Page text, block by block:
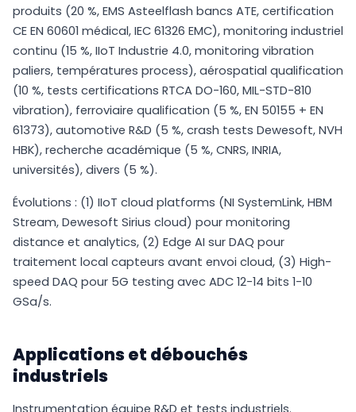
produits (20 %, EMS Asteelflash bancs ATE, certification
CE EN 60601 médical, IEC 61326 EMC), monitoring industriel
continu (15 %, IIoT Industrie 4.0, monitoring vibration
paliers, températures process), aérospatial qualification
(10 %, tests certifications RTCA DO-160, MIL-STD-810
vibration), ferroviaire qualification (5 %, EN 50155 + EN
61373), automotive R&D (5 %, crash tests Dewesoft, NVH
HBK), recherche académique (5 %, CNRS, INRIA,
universités), divers (5 %).
Évolutions : (1) IIoT cloud platforms (NI SystemLink, HBM
Stream, Dewesoft Sirius cloud) pour monitoring
distance et analytics, (2) Edge AI sur DAQ pour
traitement local capteurs avant envoi cloud, (3) High-
speed DAQ pour 5G testing avec ADC 12-14 bits 1-10
GSa/s.
Applications et débouchés
industriels
Instrumentation équipe R&D et tests industriels.